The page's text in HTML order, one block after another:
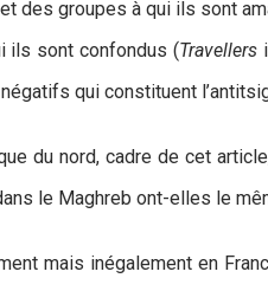
des groupes à qui ils sont
ils sont confondus (Travellers
qui constituent
du nord, cadre de cet
le Maghreb ont-elles le
mais inégalement en